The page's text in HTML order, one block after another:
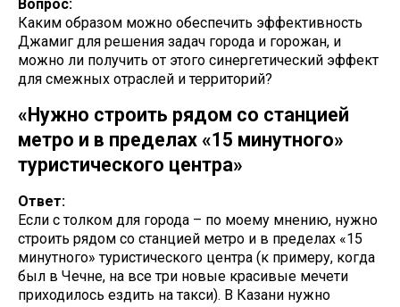
Вопрос:
Каким образом можно обеспечить эффективность
Джамиг для решения задач города и горожан, и
можно ли получить от этого синергетический эффект
для смежных отраслей и территорий?
«Нужно строить рядом со станцией
метро и в пределах «15 минутного»
туристического центра»
Ответ:
Если с толком для города – по моему мнению, нужно
строить рядом со станцией метро и в пределах «15
минутного» туристического центра (к примеру, когда
был в Чечне, на все три новые красивые мечети
приходилось ездить на такси). В Казани нужно